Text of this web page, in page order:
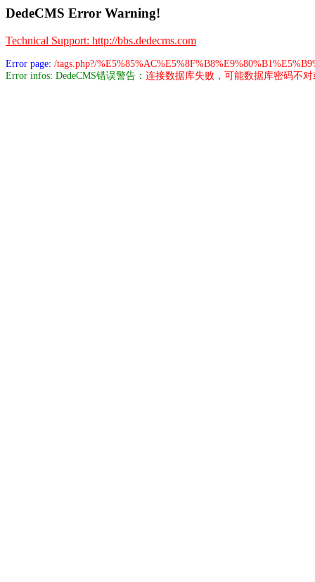
DedeCMS Error Warning!
Technical Support: http://bbs.dedecms.com
Error page: /tags.php?/
Error infos: DedeCMS错误警告： 连接数据库失败，可能数据库密码不